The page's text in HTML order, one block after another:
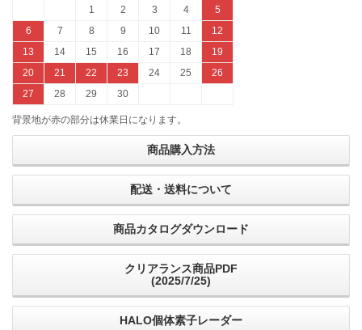
1
2 3 4
5
6
7 8 9 10 11
12
13
14 15 16 17 18
19
20
21 22 23 24 25
26
27
28 29 30
背景地が赤の部分は休業日になります。
商品購入方法
配送・送料について
商品カタログダウンロード
クリアランス商品PDF
(2025/7/25)
HALO個体素子レーダー